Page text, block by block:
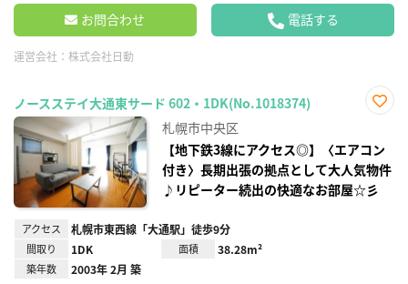
お問合わせ 電話する
運営会社： 株式会社日動
ノースステイ大通東サード 602・1DK(No.1018374)
り登
録
札幌市中央区
【地下鉄3線にアクセス◎】〈エアコン
付き〉長期出張の拠点として大人気物件
♪リピーター続出の快適なお部屋☆彡
アクセス 札幌市東西線「大通駅」徒歩9分
間取り 1DK 面積 38.28m²
築年数 2003年 2月 築